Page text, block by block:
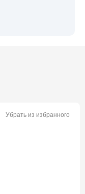
Убрать из избранного